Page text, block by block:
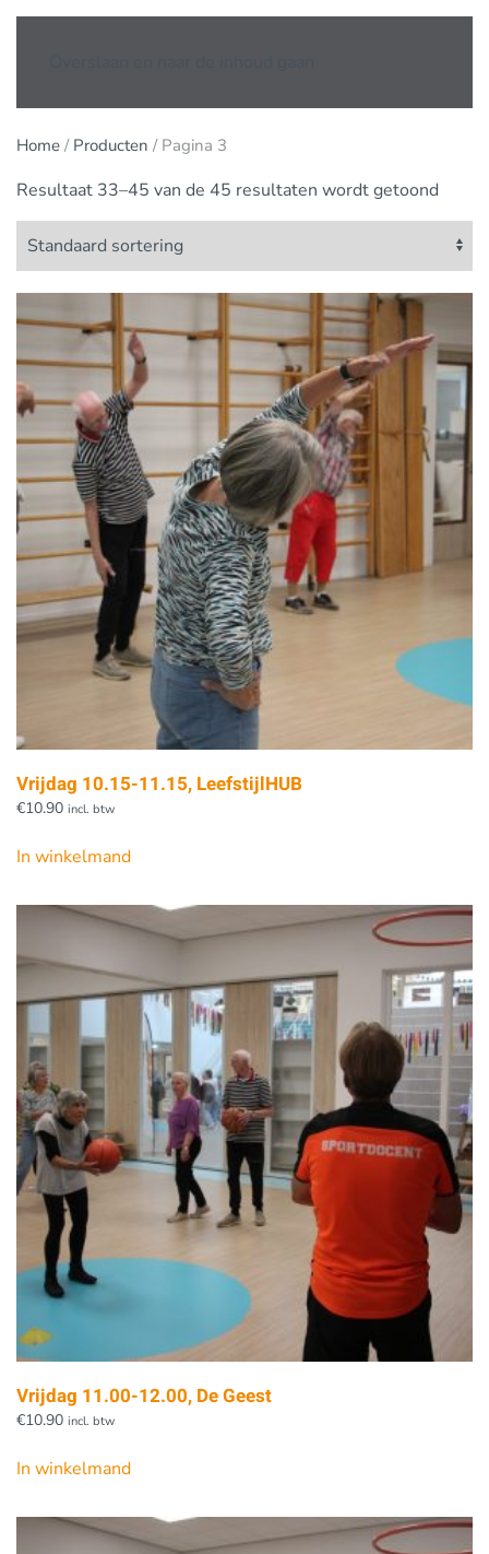
Home / Producten / Pagina 3
Resultaat 33–45 van de 45 resultaten wordt getoond
Vrijdag 10.15-11.15, LeefstijlHUB
€10.90 incl. btw
In winkelmand
Vrijdag 11.00-12.00, De Geest
€10.90 incl. btw
In winkelmand